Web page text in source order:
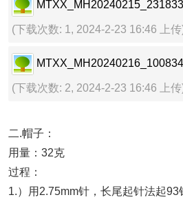
(下载次数: 1, 2024-2-23 16:46 上
(下载次数: 2, 2024-2-23 16:46 上
二.帽子：
用量：32克
过程：
1.）用2.75mm针，长尾起针法起